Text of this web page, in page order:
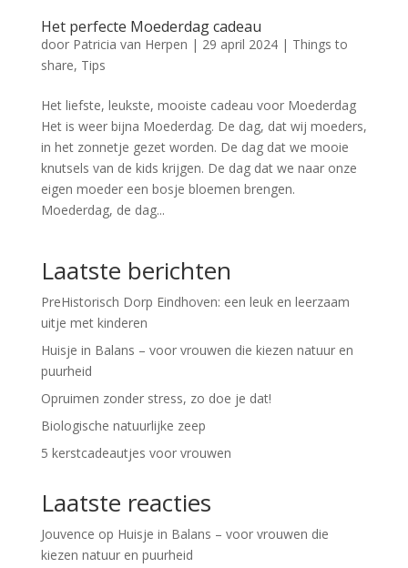
Het perfecte Moederdag cadeau
door Patricia van Herpen | 29 april 2024| Things to
share, Tips
Het liefste, leukste, mooiste cadeau voor Moederdag
Het is weer bijna Moederdag. De dag, dat wij moeders,
in het zonnetje gezet worden. De dag dat we mooie
knutsels van de kids krijgen. De dag dat we naar onze
eigen moeder een bosje bloemen brengen.
Moederdag, de dag...
Laatste berichten
PreHistorisch Dorp Eindhoven: een leuk en leerzaam
uitje met kinderen
Huisje in Balans – voor vrouwen die kiezen natuur en
puurheid
Opruimen zonder stress, zo doe je dat!
Biologische natuurlijke zeep
5 kerstcadeautjes voor vrouwen
Laatste reacties
Jouvence op Huisje in Balans – voor vrouwen die
kiezen natuur en puurheid